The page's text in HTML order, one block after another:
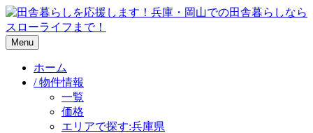
Menu
ホーム
/ 物件情報
一覧
価格
エリアで探す:兵庫県